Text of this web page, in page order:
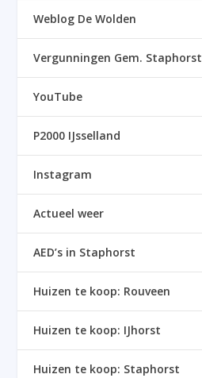
Weblog De Wolden
Vergunningen Gem. Staphorst
YouTube
P2000 IJsselland
Instagram
Actueel weer
AED’s in Staphorst
Huizen te koop: Rouveen
Huizen te koop: IJhorst
Huizen te koop: Staphorst